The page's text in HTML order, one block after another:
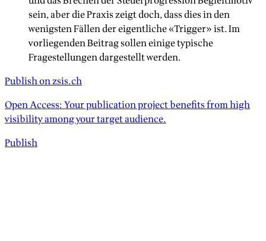
sein, aber die Praxis zeigt doch, dass dies in den
wenigsten Fällen der eigentliche «Trigger» ist. Im
vorliegenden Beitrag sollen einige typische
Fragestellungen dargestellt werden.
Publish on zsis.ch
Open Access: Your publication project benefits from high
visibility among your target audience.
Publish